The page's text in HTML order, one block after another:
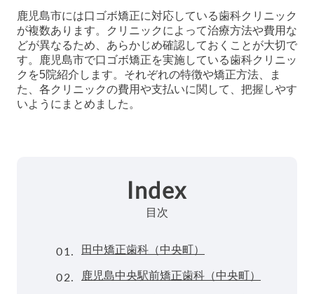
鹿児島市には口ゴボ矯正に対応している歯科クリニック
が複数あります。クリニックによって治療方法や費用な
どが異なるため、あらかじめ確認しておくことが大切で
す。鹿児島市で口ゴボ矯正を実施している歯科クリニッ
クを5院紹介します。それぞれの特徴や矯正方法、ま
た、各クリニックの費用や支払いに関して、把握しやす
いようにまとめました。
Index
目次
01. 田中矯正歯科（中央町）
02. 鹿児島中央駅前矯正歯科（中央町）